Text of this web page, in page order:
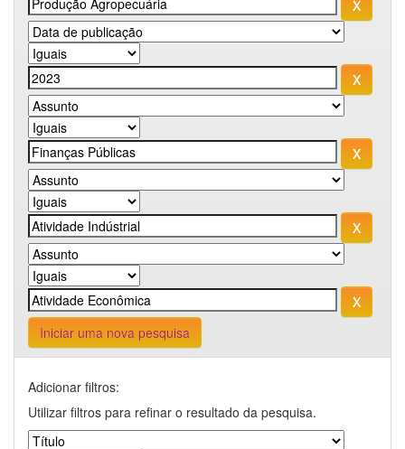
Iniciar uma nova pesquisa
Adicionar filtros:
Utilizar filtros para refinar o resultado da pesquisa.